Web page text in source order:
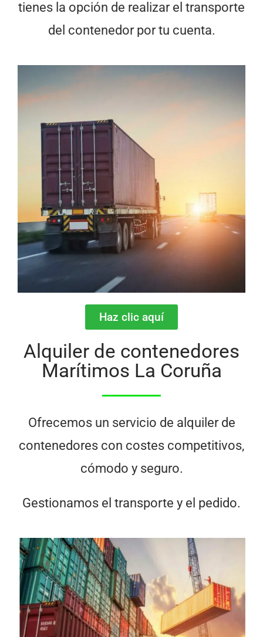
tienes la opción de realizar el transporte
del contenedor por tu cuenta.
Haz clic aquí
Alquiler de contenedores
Marítimos La Coruña
Ofrecemos un servicio de alquiler de
contenedores con costes competitivos,
cómodo y seguro.
Gestionamos el transporte y el pedido.